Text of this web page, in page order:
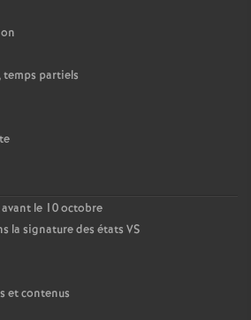
partiels
avant le 10 octobre
la signature des états VS
et contenus